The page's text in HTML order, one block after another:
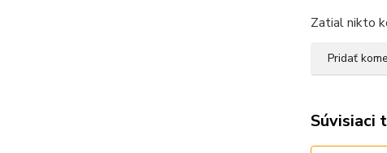
Zatial nikto
Pridať
Súvisiaci